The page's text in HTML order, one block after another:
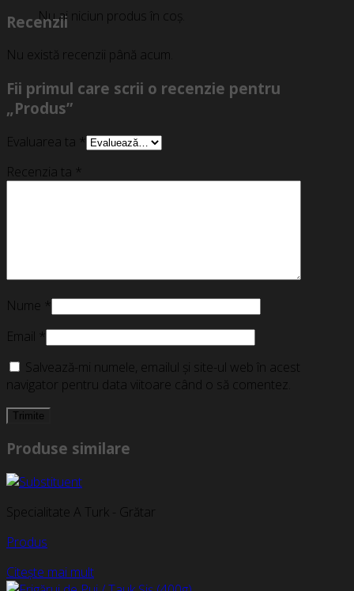
Nu ai niciun produs în coș.
Recenzii
Nu există recenzii până acum.
Fii primul care scrii o recenzie pentru
„Produs”
Evaluarea ta *
Recenzia ta *
Nume *
Email *
Salvează-mi numele, emailul și site-ul web în acest
navigator pentru data viitoare când o să comentez.
Produse similare
Specialitate A Turk - Grătar
Produs
Citește mai mult